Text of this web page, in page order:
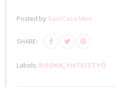
Posted by Sari/Casa Mimi
SHARE:
Labels: RUOKA,YHTEISTYÖ